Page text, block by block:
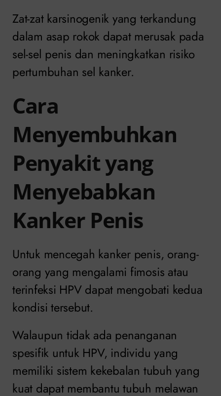
Zat-zat karsinogenik yang terkandung
dalam asap rokok dapat merusak pada
sel-sel penis dan meningkatkan risiko
pertumbuhan sel kanker.
Cara
Menyembuhkan
Penyakit yang
Menyebabkan
Kanker Penis
Untuk mencegah kanker penis, orang-
orang yang mengalami fimosis atau
terinfeksi HPV dapat mengobati kedua
kondisi tersebut.
Walaupun tidak ada penanganan
spesifik untuk HPV, individu yang
memiliki sistem kekebalan tubuh yang
kuat dapat membantu tubuh melawan